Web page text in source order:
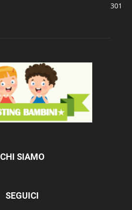
301
CHI SIAMO
SEGUICI